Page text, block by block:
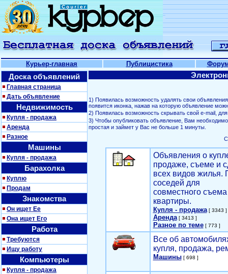
Курьер-главная Публицистика
Доска объявлений
Главная страница
Дать объявление
Недвижимость
Купля - продажа
Аренда
Разное
Машины
Купля - продажа
Барахолка
Куплю
Продам
Знакомства
Он ищет Ее
Она ищет Его
Работа
Требуются
Ищу работу
Компьютеры
Купля - продажа
1) Появилась возможность удалять свои
появится иконка, нажав на которую объявление
2) Появилась возможность скрывать свой е-mail,
3) Чтобы опубликовать объявление, Вам
простая и займет у Вас не больше 1 минуты.
Объявления о
продаже, съеме и
всех видов жилья.
соседей для
совместного съема
квартиры.
Купля - продажа[ 3343 ]
Аренда[ 3413 ]
Разное по теме[ 773 ]
Все об
купля, продажа,
Машины[ 698 ]